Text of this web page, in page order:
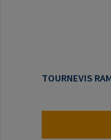
TOURNEVIS